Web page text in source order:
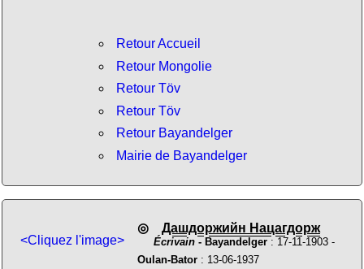
Retour Accueil
Retour Mongolie
Retour Töv
Retour Töv
Retour Bayandelger
Mairie de Bayandelger
<Cliquez l'image>
◎ Дашдоржийн Нацагдорж
Écrivain - Bayandelger : 17-11-1903 -
Oulan-Bator: 13-06-1937